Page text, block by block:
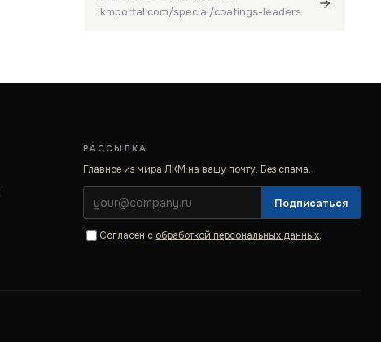
lkmportal.com/special/coatings-leaders
РАССЫЛКА
Главное из мира ЛКМ на вашу почту. Без спама.
Подписаться
Согласен с обработкой персональных данных.